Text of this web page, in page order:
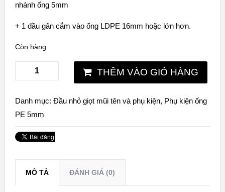
nhánh ống 5mm
+ 1 đầu gân cắm vào ống LDPE 16mm hoặc lớn hơn.
Còn hàng
THÊM VÀO GIỎ HÀNG
Danh mục: Đầu nhỏ giọt mũi tên và phụ kiện, Phụ kiện ống
PE 5mm
MÔ TẢ ĐÁNH GIÁ (0)